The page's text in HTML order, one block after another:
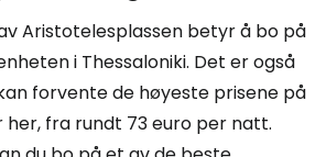
Aristotelesplassen betyr å bo på
i Thessaloniki. Det er også
forvente de høyeste prisene på
fra rundt 73 euro per natt.